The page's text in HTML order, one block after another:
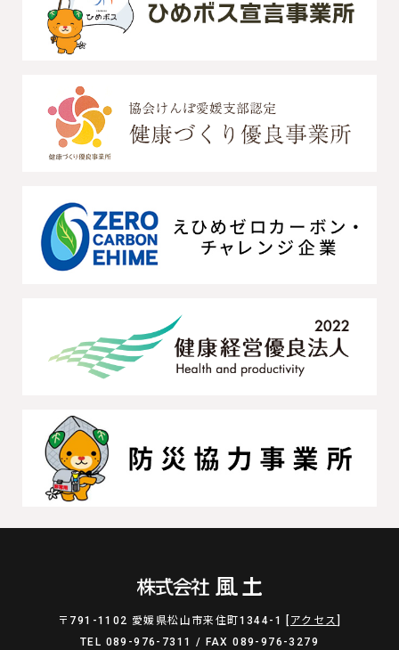
〒791-1102 愛媛県松山市来住町1344-1 [ アクセス
TEL 089-976-7311 / FAX 089-976-3279